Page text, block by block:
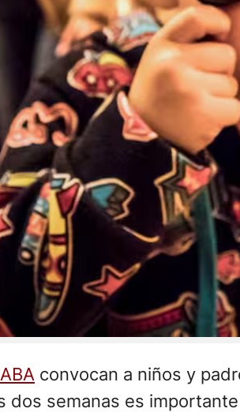
convocan a niños y
dos semanas es